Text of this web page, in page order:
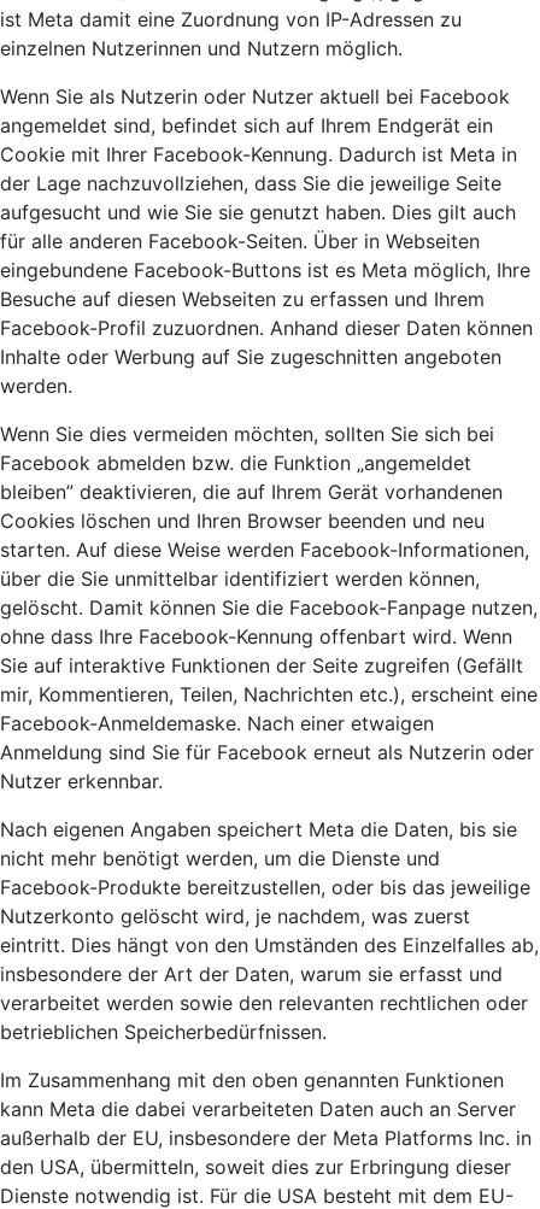
ist Meta damit eine Zuordnung von IP-Adressen zu
einzelnen Nutzerinnen und Nutzern möglich.
Wenn Sie als Nutzerin oder Nutzer aktuell bei Facebook
angemeldet sind, befindet sich auf Ihrem Endgerät ein
Cookie mit Ihrer Facebook-Kennung. Dadurch ist Meta in
der Lage nachzuvollziehen, dass Sie die jeweilige Seite
aufgesucht und wie Sie sie genutzt haben. Dies gilt auch
für alle anderen Facebook-Seiten. Über in Webseiten
eingebundene Facebook-Buttons ist es Meta möglich, Ihre
Besuche auf diesen Webseiten zu erfassen und Ihrem
Facebook-Profil zuzuordnen. Anhand dieser Daten können
Inhalte oder Werbung auf Sie zugeschnitten angeboten
werden.
Wenn Sie dies vermeiden möchten, sollten Sie sich bei
Facebook abmelden bzw. die Funktion „angemeldet
bleiben” deaktivieren, die auf Ihrem Gerät vorhandenen
Cookies löschen und Ihren Browser beenden und neu
starten. Auf diese Weise werden Facebook-Informationen,
über die Sie unmittelbar identifiziert werden können,
gelöscht. Damit können Sie die Facebook-Fanpage nutzen,
ohne dass Ihre Facebook-Kennung offenbart wird. Wenn
Sie auf interaktive Funktionen der Seite zugreifen (Gefällt
mir, Kommentieren, Teilen, Nachrichten etc.), erscheint eine
Facebook-Anmeldemaske. Nach einer etwaigen
Anmeldung sind Sie für Facebook erneut als Nutzerin oder
Nutzer erkennbar.
Nach eigenen Angaben speichert Meta die Daten, bis sie
nicht mehr benötigt werden, um die Dienste und
Facebook-Produkte bereitzustellen, oder bis das jeweilige
Nutzerkonto gelöscht wird, je nachdem, was zuerst
eintritt. Dies hängt von den Umständen des Einzelfalles ab,
insbesondere der Art der Daten, warum sie erfasst und
verarbeitet werden sowie den relevanten rechtlichen oder
betrieblichen Speicherbedürfnissen.
Im Zusammenhang mit den oben genannten Funktionen
kann Meta die dabei verarbeiteten Daten auch an Server
außerhalb der EU, insbesondere der Meta Platforms Inc. in
den USA, übermitteln, soweit dies zur Erbringung dieser
Dienste notwendig ist. Für die USA besteht mit dem EU-